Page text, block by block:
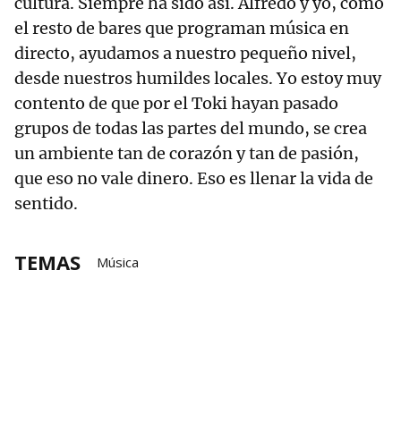
el resto de bares que programan música en
directo, ayudamos a nuestro pequeño nivel,
desde nuestros humildes locales. Yo estoy muy
contento de que por el Toki hayan pasado
grupos de todas las partes del mundo, se crea
un ambiente tan de corazón y tan de pasión,
que eso no vale dinero. Eso es llenar la vida de
sentido.
TEMAS Música